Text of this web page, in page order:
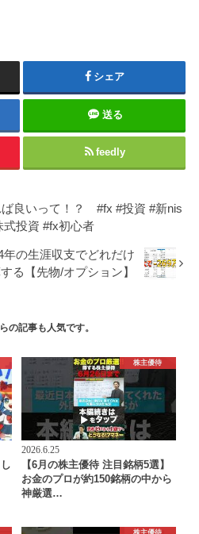
シェア
送る
feedly
ば良いって！？ #fx #投資 #新nis
式投資 #fx初心者
年の生涯収支でどれだけ
る【先物/オプション】
の記事も人気です。
株主優待
2026.6.25
【6月の株主優待 注目銘柄5選】
お金のプロが約150銘柄の中から
神厳選…
株主優待